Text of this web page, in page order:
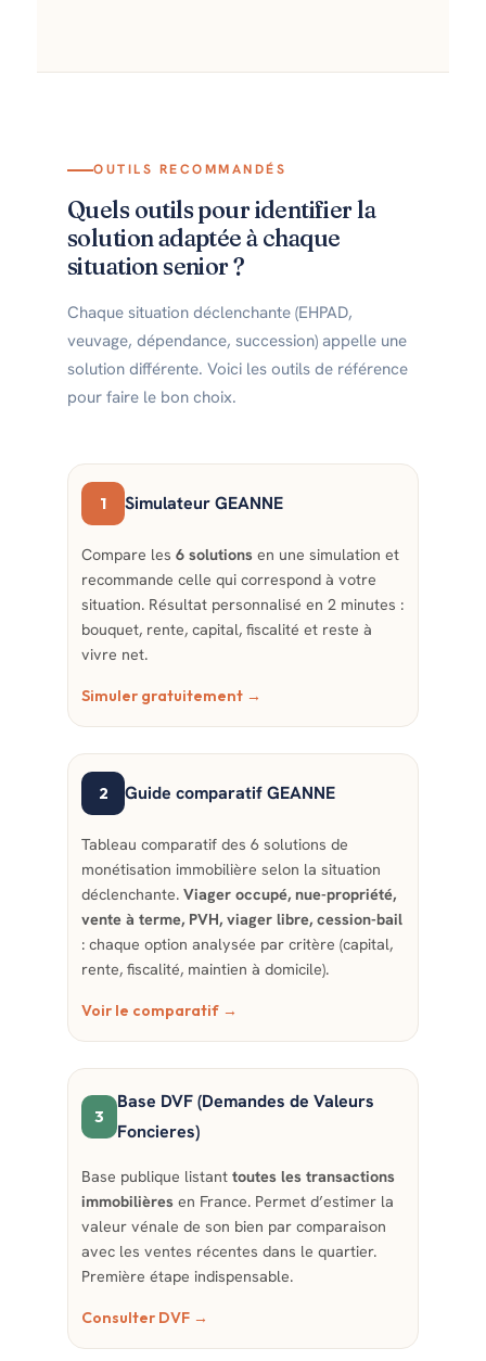
OUTILS RECOMMANDÉS
Quels outils pour identifier la
solution adaptée à chaque
situation senior ?
Chaque situation déclenchante (EHPAD,
veuvage, dépendance, succession) appelle une
solution différente. Voici les outils de référence
pour faire le bon choix.
1 Simulateur GEANNE
Compare les 6 solutions en une simulation et
recommande celle qui correspond à votre
situation. Résultat personnalisé en 2 minutes :
bouquet, rente, capital, fiscalité et reste à
vivre net.
Simuler gratuitement →
2 Guide comparatif GEANNE
Tableau comparatif des 6 solutions de
monétisation immobilière selon la situation
déclenchante. Viager occupé, nue-propriété,
vente à terme, PVH, viager libre, cession-bail
: chaque option analysée par critère (capital,
rente, fiscalité, maintien à domicile).
Voir le comparatif →
3
Base DVF (Demandes de Valeurs
Foncieres)
Base publique listant toutes les transactions
immobilières en France. Permet d’estimer la
valeur vénale de son bien par comparaison
avec les ventes récentes dans le quartier.
Première étape indispensable.
Consulter DVF →